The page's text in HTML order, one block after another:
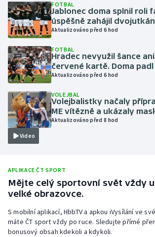
Lyže a snowboard
Moderní pětiboj
Motorsport
Parasport
Plavání
Ragby
Rychlobruslení
Rychlostní kanoistika
FOTBAL
Jablonec doma splnil roli
úspěšně zahájil
Aktualizováno před 6 hod
FOTBAL
Hradec nevyužil šance
červené kartě. Doma
Aktualizováno před 6 hod
Video
VOLEJBAL
Volejbalistky načaly
ME vítězně a ukázaly
Aktualizováno před 8 hod
APLIKACE ČT SPORT
Mějte celý sportovní svět vždy u
velké obrazovce.
S mobilní aplikací, HbbTV a apkou iVysílání ve
máte ČT sport vždy po ruce. Sledujte přímé
bonusový obsah kdekoli a kdykoli.